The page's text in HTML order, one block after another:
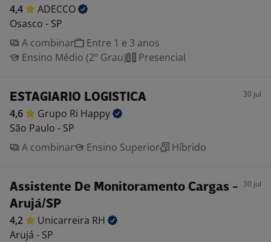
4,4
ADECCO
Osasco - SP
A combinar
Entre 1 e 3 anos
Ensino Médio (2º Grau)
Presencial
ESTAGIARIO LOGISTICA 30 jul
4,6 Grupo Ri Happy
São Paulo - SP
A combinar
Ensino Superior Híbrido
Assistente De Monitoramento Cargas -
Arujá/SP
30 jul
4,2 Unicarreira RH
Arujá - SP